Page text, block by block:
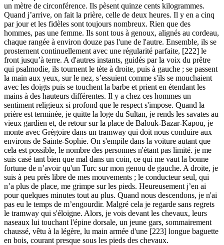
un mètre de circonférence. Ils pèsent quinze cents kilogrammes.
Quand j’arrive, on fait la prière, celle de deux heures. Il y en a cinq
par jour et les fidèles sont toujours nombreux. Rien que des
hommes, pas une femme. Ils sont tous à genoux, alignés au cordeau,
chaque rangée à environ douze pas l'une de l'autre. Ensemble, ils se
prosternent continuellement avec une régularité parfaite, [222] le
front jusqu’à terre. A d'autres instants, guidés par la voix du prêtre
qui psalmodie, ils tournent le tète à droite, puis à gauche ; se passent
la main aux yeux, sur le nez, s’essuient comme s'ils se mouchaient
avec les doigts puis se touchent la barbe et prient en étendant les
mains à des hauteurs différentes. Il y a chez ces hommes un
sentiment religieux si profond que le respect s'impose. Quand la
prière est terminée, je quitte la loge du Sultan, je rends les savates au
vieux gardien et, de retour sur la place de Balouk-Bazar-Kapou, je
monte avec Grégoire dans un tramway qui doit nous conduire aux
environs de Sainte-Sophie. On s'empile dans la voiture autant que
cela est possible, le nombre des personnes n'étant pas limité. je me
suis casé tant bien que mal dans un coin, ce qui me vaut la bonne
fortune de n’avoir qu'un Turc sur mon genou de gauche. A droite, je
suis à peu près libre de mes mouvements ; le conducteur seul, qui
n’a plus de place, me grimpe sur les pieds. Heureusement j’en ai
pour quelques minutes tout au plus. Quand nous descendons, je n'ai
pas eu le temps de m’engourdir. Malgré cela je regarde sans regrets
le tramway qui s'éloigne. Alors, je vois devant les chevaux, leurs
naseaux lui touchant l'épine dorsale, un jeune gars, sommairement
chaussé, vêtu à la légère, lu main armée d'une [223] longue baguette
en bois, courant presque sous les pieds des chevaux.